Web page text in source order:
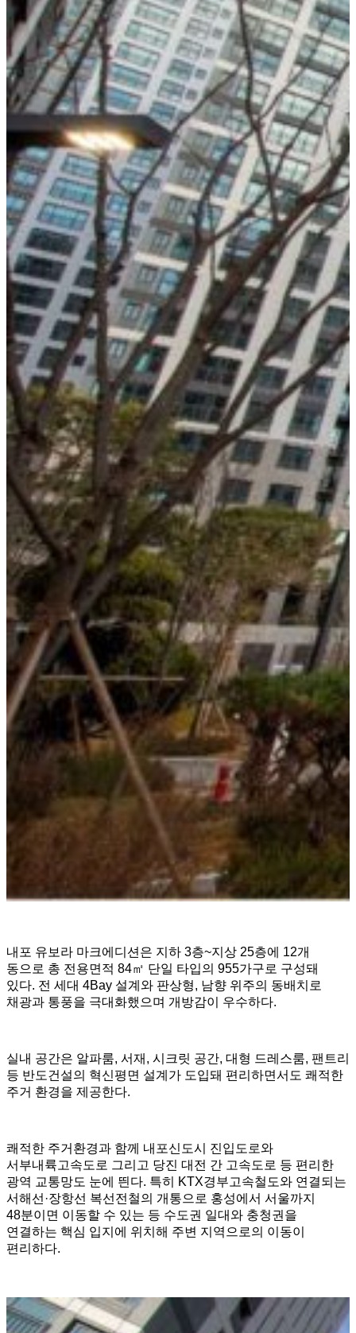
내포 유보라 마크에디션은 지하 3층~지상 25층에 12개
동으로 총 전용면적 84㎡ 단일 타입의 955가구로 구성돼
있다. 전 세대 4Bay 설계와 판상형, 남향 위주의 동배치로
채광과 통풍을 극대화했으며 개방감이 우수하다.
실내 공간은 알파룸, 서재, 시크릿 공간, 대형 드레스룸, 팬트리
등 반도건설의 혁신평면 설계가 도입돼 편리하면서도 쾌적한
주거 환경을 제공한다.
쾌적한 주거환경과 함께 내포신도시 진입도로와
서부내륙고속도로 그리고 당진 대전 간 고속도로 등 편리한
광역 교통망도 눈에 띈다. 특히 KTX경부고속철도와 연결되는
서해선·장항선 복선전철의 개통으로 홍성에서 서울까지
48분이면 이동할 수 있는 등 수도권 일대와 충청권을
연결하는 핵심 입지에 위치해 주변 지역으로의 이동이
편리하다.